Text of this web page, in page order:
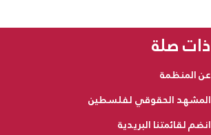
ذات صلة
عن المنظمة
المشهد الحقوقي لفلسطين
انضم لقائمتنا البريدية